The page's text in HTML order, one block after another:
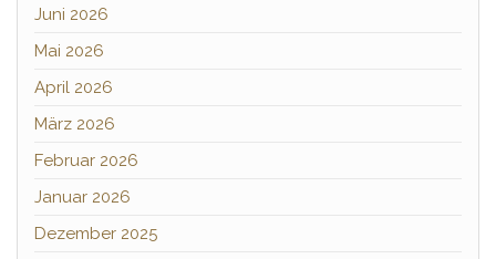
Juni 2026
Mai 2026
April 2026
März 2026
Februar 2026
Januar 2026
Dezember 2025